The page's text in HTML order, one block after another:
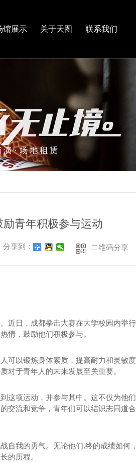
馆展示 关于天图 联系我们
青年积极参与运动
分享到： 二维码分享
近日，成都拳击大赛在大学校园内举
情，鼓励他们积极参与。
可以锻炼身体素质，提高耐力和灵敏
对于青年人的未来发展至关重要。
这项运动，并参与其中。这不仅为他
交流和竞争，青年们可以结识志同道
自我的勇气。无论他们.终的成绩如何
的历程。